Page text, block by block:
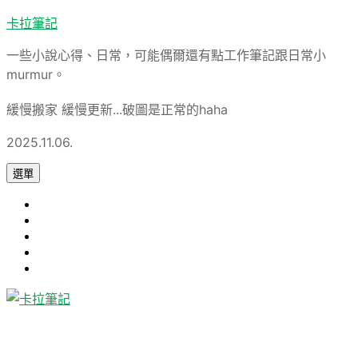
跳
主
要
內
容
卡拉筆記
一些小說心得、日常，可能偶爾還有點工作筆記跟日常小
murmur。
緩慢搬家 緩慢更新...破圖是正常的haha
2025.11.06.
選單